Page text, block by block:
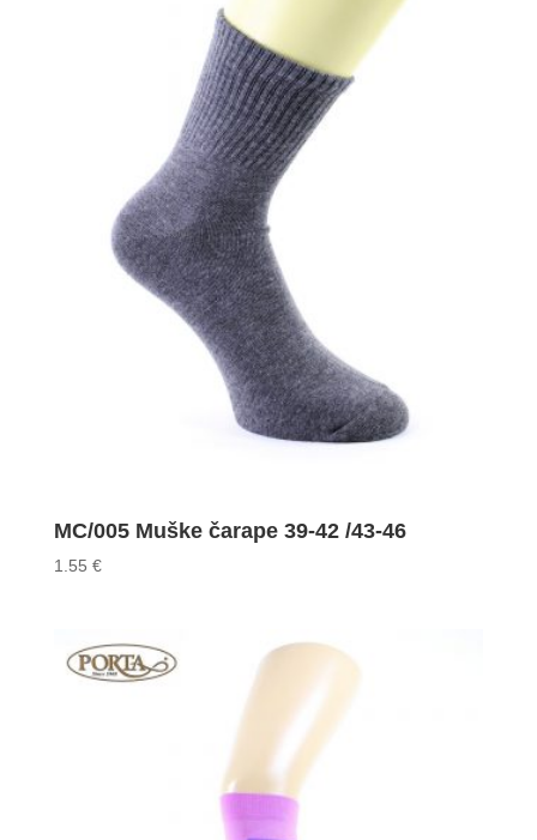
MC/005 Muške čarape 39-42 /43-46
1.55 €